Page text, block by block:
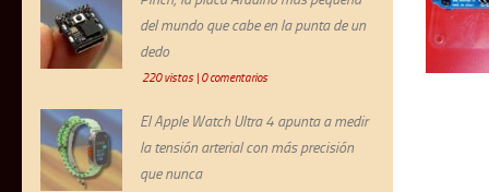
del mundo que cabe en la punta de un
dedo
220 vistas| 0 comentarios
El Apple Watch Ultra 4 apunta a medir
la tensión arterial con más precisión
que nunca